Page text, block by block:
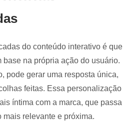
do conteúdo interativo é que
base na própria ação do usuário.
pode gerar uma resposta única,
feitas. Essa personalização
íntima com a marca, que passa
mais relevante e próxima.